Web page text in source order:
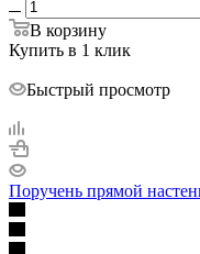
В корзину
Купить в 1 клик
Быстрый просмотр
Поручень прямой